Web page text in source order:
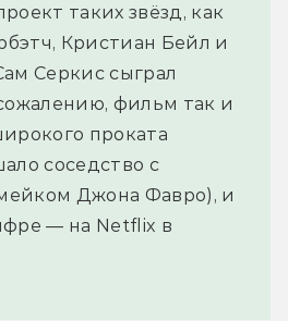
таких звёзд, как
Кристиан Бейл и
Серкис сыграл
фильм так и
проката
соседство с
Джона Фавро), и
— на Netflix в